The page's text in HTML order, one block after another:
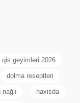
qis geyimləri 2026
dolma reseptleri
nağlı haxisda